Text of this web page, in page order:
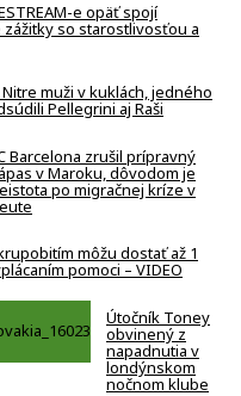
e opäť spojí
so starostlivosťou a
muži v kuklách, jedného
Pellegrini aj Raši
Barcelona zrušil prípravný
v Maroku, dôvodom je
po migračnej kríze v
môžu dostať až 1
pomoci – VIDEO
Útočník Toney
obvinený z
napadnutia v
londýnskom
nočnom klube